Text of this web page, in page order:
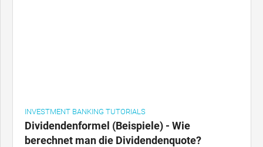
INVESTMENT BANKING TUTORIALS
Dividendenformel (Beispiele) - Wie
berechnet man die Dividendenquote?